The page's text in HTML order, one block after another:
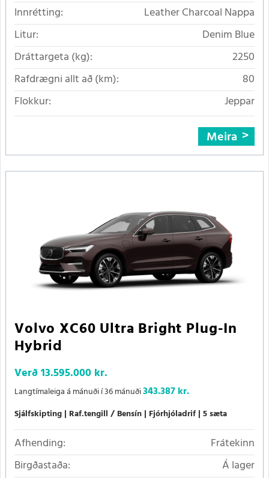
Innrétting:
Leather Charcoal Nappa
Litur:
Denim Blue
Dráttargeta (kg):
2250
Rafdrægni allt að (km):
80
Flokkur:
Jeppar
Meira
Volvo XC60 Ultra Bright Plug-In
Hybrid
Verð13.595.000 kr.
Langtímaleiga á mánuði í 36 mánuði343.387 kr.
Sjálfskipting Raf.tengill / Bensín Fjórhjóladrif 5 sæta
Afhending:
Frátekinn
Birgðastaða:
Á lager